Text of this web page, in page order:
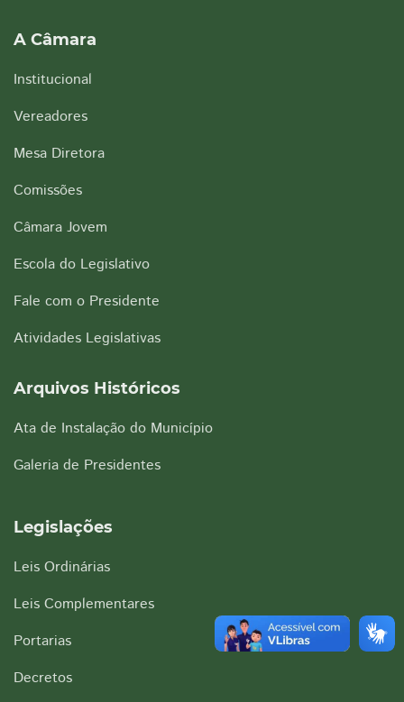
A Câmara
Institucional
Vereadores
Mesa Diretora
Comissões
Câmara Jovem
Escola do Legislativo
Fale com o Presidente
Atividades Legislativas
Arquivos Históricos
Ata de Instalação do Município
Galeria de Presidentes
Legislações
Leis Ordinárias
Leis Complementares
Portarias
Decretos